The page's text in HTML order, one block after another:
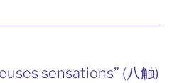
sensations” (八触)